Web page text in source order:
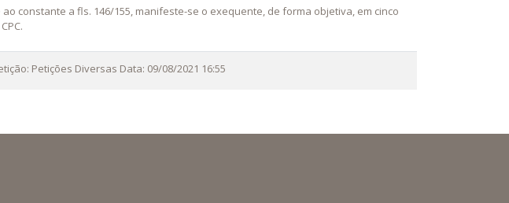
ao constante a fls. 146/155, manifeste-se o exequente, de forma objetiva, em cinco
Petições Diversas Data: 09/08/2021 16:55